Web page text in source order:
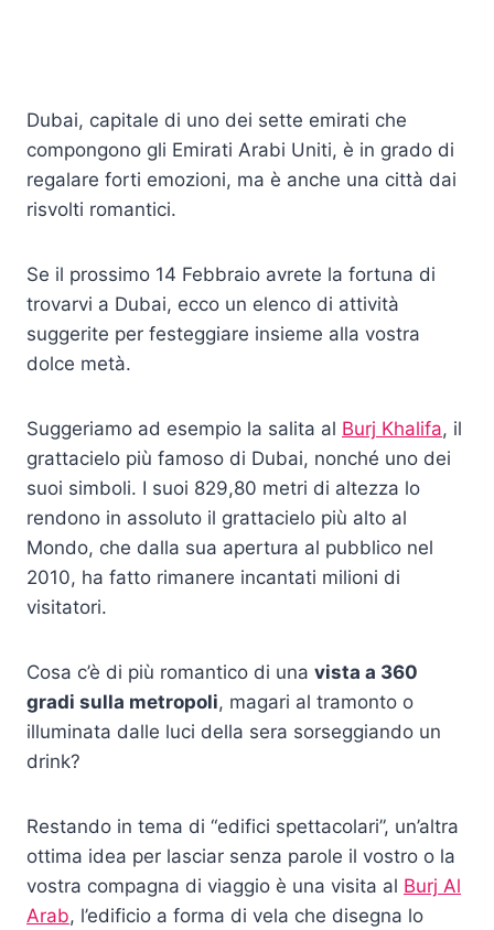
Dubai, capitale di uno dei sette emirati che
compongono gli Emirati Arabi Uniti, è in grado di
regalare forti emozioni, ma è anche una città dai
risvolti romantici.
Se il prossimo 14 Febbraio avrete la fortuna di
trovarvi a Dubai, ecco un elenco di attività
suggerite per festeggiare insieme alla vostra
dolce metà.
Suggeriamo ad esempio la salita al Burj Khalifa, il
grattacielo più famoso di Dubai, nonché uno dei
suoi simboli. I suoi 829,80 metri di altezza lo
rendono in assoluto il grattacielo più alto al
Mondo, che dalla sua apertura al pubblico nel
2010, ha fatto rimanere incantati milioni di
visitatori.
Cosa c’è di più romantico di una vista a 360
gradi sulla metropoli, magari al tramonto o
illuminata dalle luci della sera sorseggiando un
drink?
Restando in tema di “edifici spettacolari”, un’altra
ottima idea per lasciar senza parole il vostro o la
vostra compagna di viaggio è una visita al Burj Al
Arab, l’edificio a forma di vela che disegna lo